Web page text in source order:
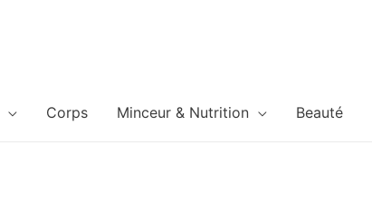
Corps Minceur & Nutrition Beauté